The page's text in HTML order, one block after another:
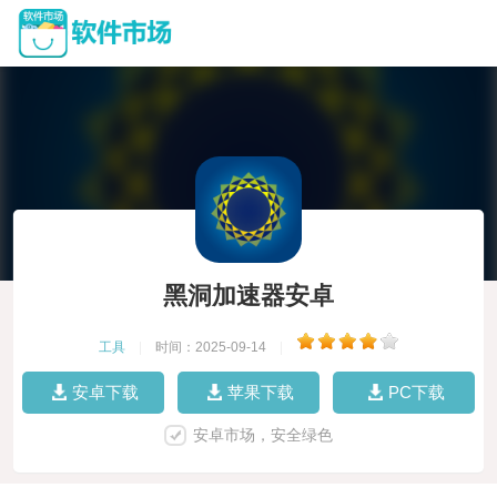
黑洞加速器安卓
工具 时间：2025-09-14
安卓下载 苹果下载 PC下载
安卓市场，安全绿色